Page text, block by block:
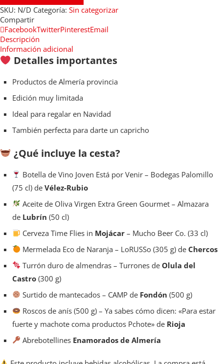
SKU: N/D Categoría: Sin categorizar
Compartir
FacebookTwitterPinterestEmail
Descripción
Información adicional
Detalles importantes
Productos de Almería provincia
Edición muy limitada
Ideal para regalar en Navidad
También perfecta para darte un capricho
¿Qué incluye la cesta?
Botella de Vino Joven Está por Venir – Bodegas Palomillo
(75 cl) de Vélez-Rubio
Aceite de Oliva Virgen Extra Green Gourmet – Almazara
de Lubrín (50 cl)
Cerveza Time Flies in Mojácar – Mucho Beer Co. (33 cl)
Mermelada Eco de Naranja – LoRUSSo (305 g) de Chercos
Turrón duro de almendras – Turrones de Olula del
Castro (300 g)
Surtido de mantecados – CAMP de Fondón (500 g)
Roscos de anís(500 g) – Ya sabes cómo dicen: «Para estar
fuerte y machote coma productos Pchote» de Rioja
Abrebotellines Enamorados de Almería